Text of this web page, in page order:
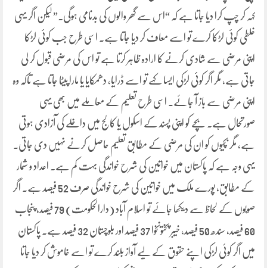
کہہ کر چپ کرا دیا جاتا ہے کہ “اس سے گھر والوں کی بدنامی ہوگی۔” لیکن اگر یہی
غلطی کوئی لڑکا کرے تو اسے معاف کر دیا جاتا ہے۔ اسی طرح جب کوئی لڑکا
اپنی مرضی سے شادی کرنے کا ارادہ ظاہر کرتا ہے تو اس کی مرضی قبول کر لی
جاتی ہے، مگر اگر کوئی لڑکی ایسا کہے تو اسے ڈرایا، دھمکایا یا مارا پیٹا جاتا ہے تاکہ وہ
اپنی مرضی سے باز آ جائے۔ اسی طرح تعلیم کے معاملے میں بھی یہی
صورتحال ہے۔ بچے کو اپنی پسند کے اسکول یا کالج میں داخلے کی آزادی ہوتی
ہے، مگر بچیوں کو ان کی مرضی کے مطابق تعلیم حاصل کرنے نہیں دی جاتی۔
یہی وجہ ہے کہ پاکستان میں خواتین کی شرح خواندگی بہت کم ہے۔ اعداد و شمار
کے مطابق، پورے ملک میں خواتین کی شرح خواندگی صرف 52 فیصد ہے۔ اگر
صوبوں کے لحاظ سے دیکھا جائے تو اسلام آباد (دارالحکومت) 79 فیصد، پنجاب
60 فیصد، سندھ 50 فیصد، خیبر پختونخوا 37 فیصد اور بلوچستان 32 فیصد ہے۔ پاکستان
میں اگر کوئی لڑکی اپنے حقوق کے لیے آواز بلند کرے تو اسے خاموش کر دیا جاتا